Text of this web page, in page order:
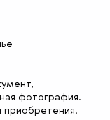
фотография.
приобретения.